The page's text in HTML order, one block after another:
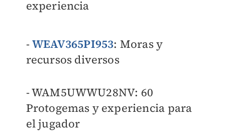
experiencia
-WEAV365PI953: Moras y
recursos diversos
- WAM5UWWU28NV: 60
Protogemas y experiencia para
el jugador